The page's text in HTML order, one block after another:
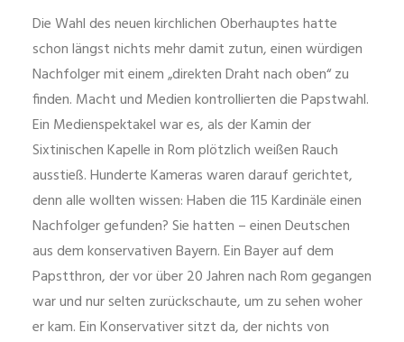
Die Wahl des neuen kirchlichen Oberhauptes hatte
schon längst nichts mehr damit zutun, einen würdigen
Nachfolger mit einem „direkten Draht nach oben“ zu
finden. Macht und Medien kontrollierten die Papstwahl.
Ein Medienspektakel war es, als der Kamin der
Sixtinischen Kapelle in Rom plötzlich weißen Rauch
ausstieß. Hunderte Kameras waren darauf gerichtet,
denn alle wollten wissen: Haben die 115 Kardinäle einen
Nachfolger gefunden? Sie hatten – einen Deutschen
aus dem konservativen Bayern. Ein Bayer auf dem
Papstthron, der vor über 20 Jahren nach Rom gegangen
war und nur selten zurückschaute, um zu sehen woher
er kam. Ein Konservativer sitzt da, der nichts von